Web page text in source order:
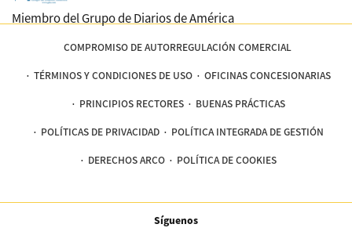
Miembro del Grupo de Diarios de América
COMPROMISO DE AUTORREGULACIÓN COMERCIAL
TÉRMINOS Y CONDICIONES DE USO OFICINAS CONCESIONARIAS
PRINCIPIOS RECTORES BUENAS PRÁCTICAS
POLÍTICAS DE PRIVACIDAD POLÍTICA INTEGRADA DE GESTIÓN
DERECHOS ARCO POLÍTICA DE COOKIES
Síguenos